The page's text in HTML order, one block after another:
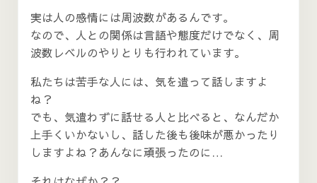
実は人の感情には周波数があるんです。
なので、人との関係は言語や態度だけでなく、周
波数レベルのやりとりも行われています。
私たちは苦手な人には、気を遣って話しますよ
ね？
でも、気遣わずに話せる人と比べると、なんだか
上手くいかないし、話した後も後味が悪かったり
しますよね？あんなに頑張ったのに…